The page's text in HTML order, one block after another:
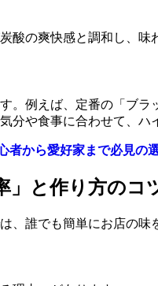
の爽快感と調和し、味
例えば、定番の「ブ
や食事に合わせて、
者から愛好家まで必見の
」と作り方のコ
誰でも簡単にお店の味